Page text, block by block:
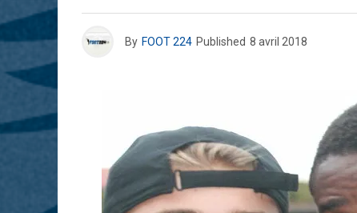
By FOOT 224 Published 8 avril 2018